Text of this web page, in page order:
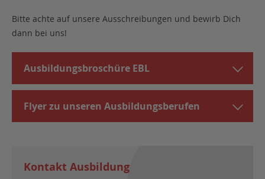
Bitte achte auf unsere Ausschreibungen und bewirb Dich
dann bei uns!
Ausbildungsbroschüre EBL
Flyer zu unseren Ausbildungsberufen
Kontakt Ausbildung